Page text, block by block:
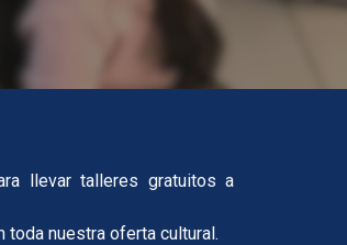
llevar talleres gratuitos a
toda nuestra oferta cultural.